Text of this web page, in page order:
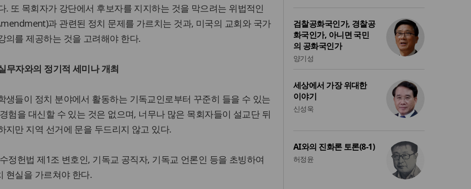
. 또 목회자가 강단에서 후보자를 지지하는 것을 막으려는 위법적인
과 관련된 정치 문제를 가르치는 것과, 미국의 교회와 국가
의를 제공하는 것을 고려해야 한다.
무자와의 정기적 세미나 개최
생들이 정치 분야에서 활동하는 기독교인로부터 꾸준히 들을 수 있는
험을 대신할 수 있는 것은 없으며, 너무나 많은 목회자들이 설교단 뒤
지만 지역 선거에 문을 두드리지 않고 있다.
정헌법 제1조 변호인, 기독교 공직자, 기독교 언론인 등을 초빙하여
현실을 가르쳐야 한다.
검찰공화국인가, 경찰공
화국인가, 아니면 국민
의 공화국인가
양기성
세상에서 가장 위대한
이야기
신성욱
AI와의 진화론 토론(8-1)
허정윤